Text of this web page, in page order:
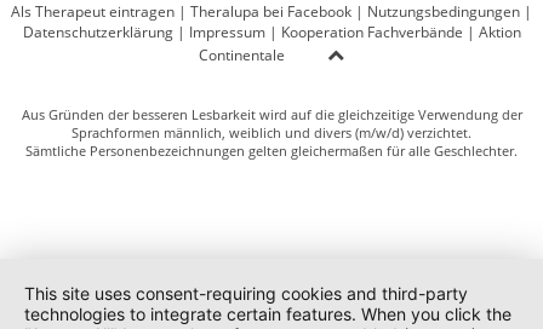
Als Therapeut eintragen | Theralupa bei Facebook | Nutzungsbedingungen |
Datenschutzerklärung| Impressum| Kooperation Fachverbände | Aktion
Continentale
Aus Gründen der besseren Lesbarkeit wird auf die gleichzeitige Verwendung der
Sprachformen männlich, weiblich und divers (m/w/d) verzichtet.
Sämtliche Personenbezeichnungen gelten gleichermaßen für alle Geschlechter.
This site uses consent-requiring cookies and third-party
technologies to integrate certain features. When you click the